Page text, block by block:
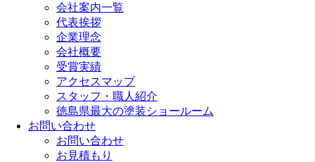
会社案内一覧
代表挨拶
企業理念
会社概要
受賞実績
アクセスマップ
スタッフ・職人紹介
徳島県最大の塗装ショールーム
お問い合わせ
お問い合わせ
お見積もり